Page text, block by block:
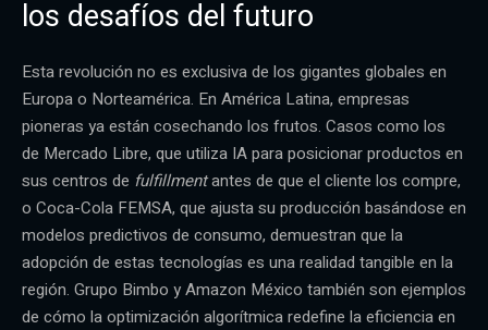
los desafíos del futuro
Esta revolución no es exclusiva de los gigantes globales en
Europa o Norteamérica. En América Latina, empresas
pioneras ya están cosechando los frutos. Casos como los
de Mercado Libre, que utiliza IA para posicionar productos en
sus centros de fulfillmentantes de que el cliente los compre,
o Coca-Cola FEMSA, que ajusta su producción basándose en
modelos predictivos de consumo, demuestran que la
adopción de estas tecnologías es una realidad tangible en la
región. Grupo Bimbo y Amazon México también son ejemplos
de cómo la optimización algorítmica redefine la eficiencia en